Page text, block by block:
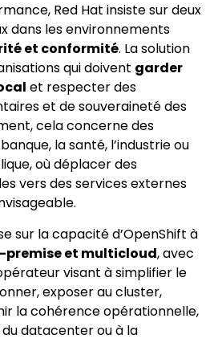
Red Hat insiste sur deux
dans les environnements
et conformité. La solution
qui doivent garder
et respecter des
et de souveraineté des
cela concerne des
la santé, l’industrie ou
où déplacer des
vers des services externes
sur la capacité d’OpenShift à
premise et multicloud, avec
visant à simplifier le
exposer au cluster,
la cohérence opérationnelle,
datacenter ou à la